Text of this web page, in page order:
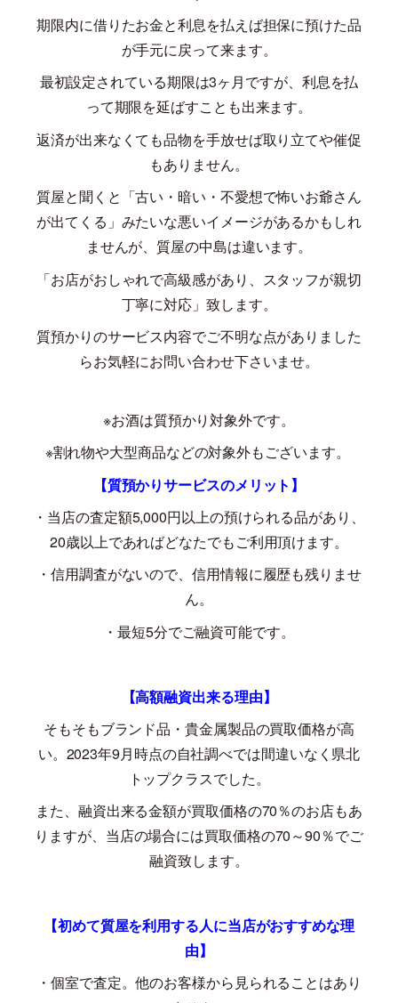
期限内に借りたお金と利息を払えば担保に預けた品
が手元に戻って来ます。
最初設定されている期限は3ヶ月ですが、利息を払
って期限を延ばすことも出来ます。
返済が出来なくても品物を手放せば取り立てや催促
もありません。
質屋と聞くと「古い・暗い・不愛想で怖いお爺さん
が出てくる」みたいな悪いイメージがあるかもしれ
ませんが、質屋の中島は違います。
「お店がおしゃれで高級感があり、スタッフが親切
丁寧に対応」致します。
質預かりのサービス内容でご不明な点がありました
らお気軽にお問い合わせ下さいませ。
※お酒は質預かり対象外です。
※割れ物や大型商品などの対象外もございます。
【質預かりサービスのメリット】
・当店の査定額5,000円以上の預けられる品があり、
20歳以上であればどなたでもご利用頂けます。
・信用調査がないので、信用情報に履歴も残りませ
ん。
・最短5分でご融資可能です。
【高額融資出来る理由】
そもそもブランド品・貴金属製品の買取価格が高
い。 2023年9月時点の自社調べでは間違いなく県北
トップクラスでした。
また、融資出来る金額が買取価格の70％のお店もあ
りますが、当店の場合には買取価格の70～90％でご
融資致します。
【初めて質屋を利用する人に当店がおすすめな理
由】
・個室で査定。他のお客様から見られることはあり